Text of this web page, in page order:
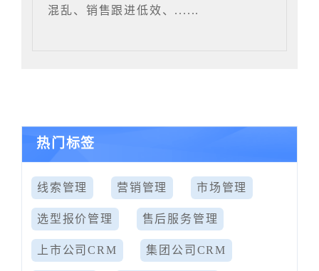
混乱、销售跟进低效、......
热门标签
线索管理 营销管理 市场管理
选型报价管理 售后服务管理
上市公司CRM 集团公司CRM